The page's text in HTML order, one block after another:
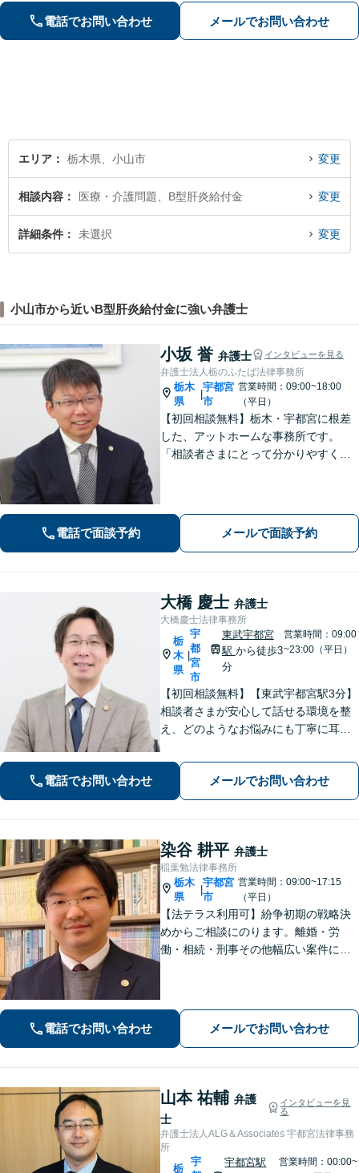
観点から解決策をご提案してまいりま
す。【休日・夜間対応】
電話でお問い合わせ メールでお問い合わせ
エリア 栃木県、小山市 変更
相談内容 医療・介護問題、B型肝炎給付金 変更
詳細条件 未選択 変更
小山市から近いB型肝炎給付金に強い弁護士
小坂 誉 弁護士 インタビューを見る
弁護士法人栃のふたば法律事務所
栃木
県
|
宇都宮
市
営業時間：09:00~18:00
（平日）
【初回相談無料】栃木・宇都宮に根差
した、アットホームな事務所です。
「相談者さまにとって分かりやすく説
気軽にご相談ください【無料駐車場あ
電話で面談予約 メールで面談予約
大橋 慶士 弁護士
大橋慶士法律事務所
栃
木
県
宇
都
宮
市
東武宇都宮
駅 から徒歩3
分
営業時間：09:00
~23:00（平日）
【初回相談無料】【東武宇都宮駅3分】
相談者さまが安心して話せる環境を整
え、どのようなお悩みにも丁寧に耳を
費、婚姻費用、複雑な案件にも対応」
「相続：遺産分割協議、遺留分侵害請
求、相続放棄などあらゆる問題に対
応」
電話でお問い合わせ メールでお問い合わせ
染谷 耕平 弁護士
稲葉勉法律事務所
栃木
県
|
宇都宮
市
営業時間：09:00~17:15
（平日）
【法テラス利用可】紛争初期の戦略決
めからご相談にのります。離婚・労
働・相続・刑事その他幅広い案件につ
電話でお問い合わせ メールでお問い合わせ
山本 祐輔 弁護
士
インタビューを見
る
弁護士法人ALG＆Associates 宇都宮法律事務
所
栃
宇
宇都宮駅
営業時間：00:00~